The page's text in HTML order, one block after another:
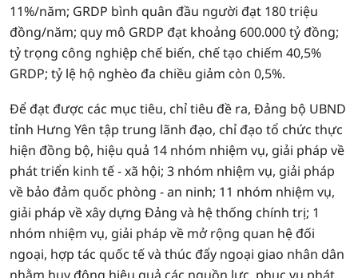
11%/năm; GRDP bình quân đầu người đạt 180 triệu
đồng/năm; quy mô GRDP đạt khoảng 600.000 tỷ đồng;
tỷ trọng công nghiệp chế biến, chế tạo chiếm 40,5%
GRDP; tỷ lệ hộ nghèo đa chiều giảm còn 0,5%.
Để đạt được các mục tiêu, chỉ tiêu đề ra, Đảng bộ UBND
tỉnh Hưng Yên tập trung lãnh đạo, chỉ đạo tổ chức thực
hiện đồng bộ, hiệu quả 14 nhóm nhiệm vụ, giải pháp về
phát triển kinh tế - xã hội; 3 nhóm nhiệm vụ, giải pháp
về bảo đảm quốc phòng - an ninh; 11 nhóm nhiệm vụ,
giải pháp về xây dựng Đảng và hệ thống chính trị; 1
nhóm nhiệm vụ, giải pháp về mở rộng quan hệ đối
ngoại, hợp tác quốc tế và thúc đẩy ngoại giao nhân dân